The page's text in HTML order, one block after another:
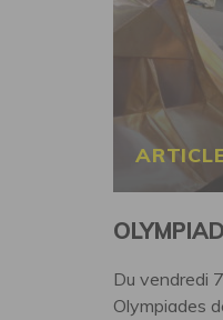
Du vendredi
Olympiades